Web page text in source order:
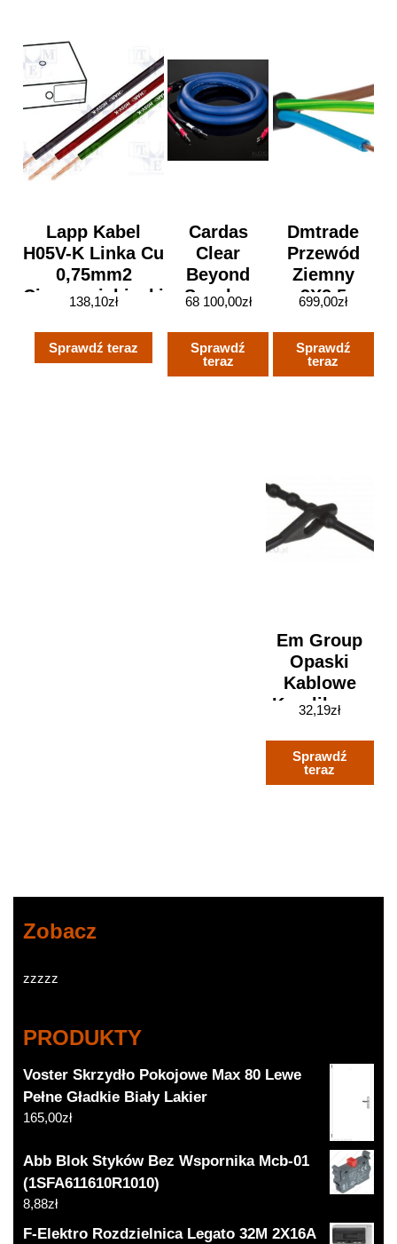
Lapp Kabel
H05V-K Linka Cu
0,75mm2
Ciemnoniebieski
[4510142]
138,10zł
Sprawdź teraz
Dmtrade
Przewód
Ziemny
3X2,5
0,6/1Kv
100M
699,00zł
Sprawdź
teraz
Cardas
Clear
Beyond
Speaker
68 100,00zł
Sprawdź
teraz
Em Group
Opaski
Kablowe
Koralikowe
Czarne 200X
2,5mm
100szt.
32,19zł
Sprawdź
teraz
Zobacz
zzzzz
PRODUKTY
Voster Skrzydło Pokojowe Max 80 Lewe
Pełne Gładkie Biały Lakier
165,00zł
Abb Blok Styków Bez Wspornika Mcb-01
(1SFA611610R1010)
8,88zł
F-Elektro Rozdzielnica Legato 32M 2X16A